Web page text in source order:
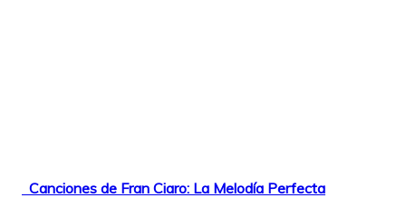
Canciones de Fran Ciaro: La Melodía Perfecta